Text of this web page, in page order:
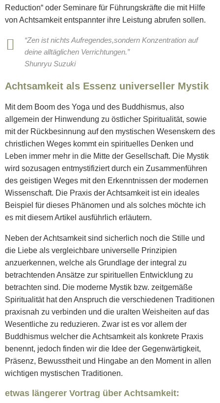
Reduction“ oder Seminare für Führungskräfte die mit Hilfe
von Achtsamkeit entspannter ihre Leistung abrufen sollen.
“Zen ist nichts Aufregendes,sondern Konzentration auf
deine alltäglichen Verrichtungen.”
Shunryu Suzuki
Achtsamkeit als Essenz universeller Mystik
Mit dem Boom des Yoga und des Buddhismus, also
allgemein der Hinwendung zu östlicher Spiritualität, sowie
mit der Rückbesinnung auf den mystischen Wesenskern des
christlichen Weges kommt ein spirituelles Denken und
Leben immer mehr in die Mitte der Gesellschaft. Die Mystik
wird sozusagen entmystifiziert durch ein Zusammenführen
des geistigen Weges mit den Erkenntnissen der modernen
Wissenschaft. Die Praxis der Achtsamkeit ist ein ideales
Beispiel für dieses Phänomen und als solches möchte ich
es mit diesem Artikel ausführlich erläutern.
Neben der Achtsamkeit sind sicherlich noch die Stille und
die Liebe als vergleichbare universelle Prinzipien
anzuerkennen, welche als Grundlage der integral zu
betrachtenden Ansätze zur spirituellen Entwicklung zu
betrachten sind. Die moderne Mystik bzw. zeitgemäße
Spiritualität hat den Anspruch die verschiedenen Traditionen
praxisnah zu verbinden und die uralten Weisheiten auf das
Wesentliche zu reduzieren. Zwar ist es vor allem der
Buddhismus welcher die Achtsamkeit als konkrete Praxis
benennt, jedoch finden wir die Idee der Gegenwärtigkeit,
Präsenz, Bewusstheit und Hingabe an den Moment in allen
wichtigen mystischen Traditionen.
etwas längerer Vortrag über Achtsamkeit: